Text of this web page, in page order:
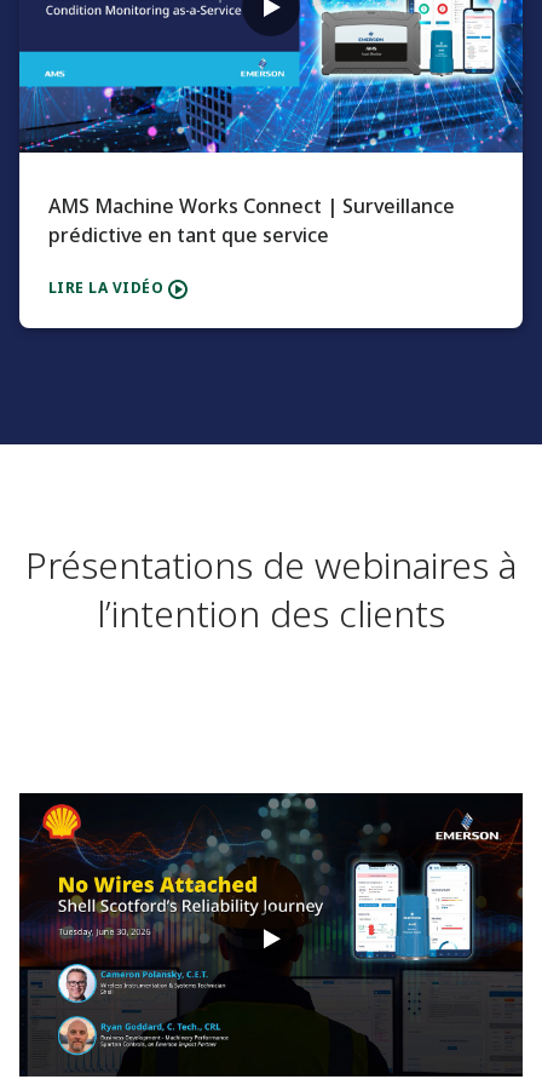
AMS Machine Works Connect | Surveillance
prédictive en tant que service
LIRE LA VIDÉO
Présentations de webinaires à
l’intention des clients